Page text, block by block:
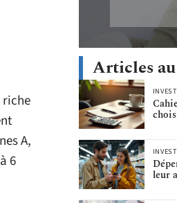
riche
A,
6
Articles
leur